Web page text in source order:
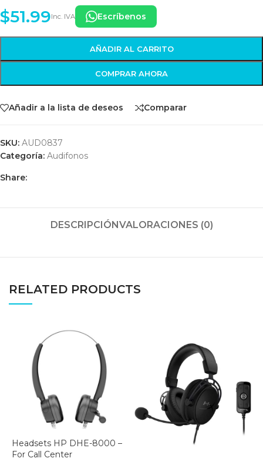
$51.99Inc. IVA Escríbenos
AÑADIR AL CARRITO
COMPRAR AHORA
Añadir a la lista de deseos Comparar
SKU: AUD0837
Categoría: Audifonos
Share:
DESCRIPCIÓNVALORACIONES (0)
RELATED PRODUCTS
Headsets HP DHE-8000 –
For Call Center